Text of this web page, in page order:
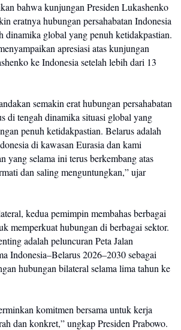
bahwa kunjungan Presiden Lukashenko
eratnya hubungan persahabatan Indonesia
dinamika global yang penuh ketidakpastian.
apresiasi atas kunjungan
ke Indonesia setelah lebih dari 13
semakin erat hubungan persahabatan
di tengah dinamika situasi global yang
penuh ketidakpastian. Belarus adalah
di kawasan Eurasia dan kami
yang selama ini terus berkembang atas
dan saling menguntungkan,” ujar
kedua pemimpin membahas berbagai
memperkuat hubungan di berbagai sektor.
adalah peluncuran Peta Jalan
Indonesia–Belarus 2026–2030 sebagai
hubungan bilateral selama lima tahun ke
komitmen bersama untuk kerja
dan konkret,” ungkap Presiden Prabowo.